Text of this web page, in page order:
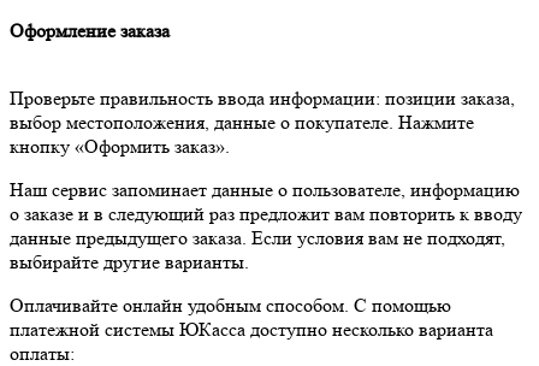
Оформление заказа
Проверьте правильность ввода информации: позиции заказа,
выбор местоположения, данные о покупателе. Нажмите
кнопку «Оформить заказ».
Наш сервис запоминает данные о пользователе, информацию
о заказе и в следующий раз предложит вам повторить к вводу
данные предыдущего заказа. Если условия вам не подходят,
выбирайте другие варианты.
Оплачивайте онлайн удобным способом. С помощью
платежной системы ЮКасса доступно несколько варианта
оплаты: